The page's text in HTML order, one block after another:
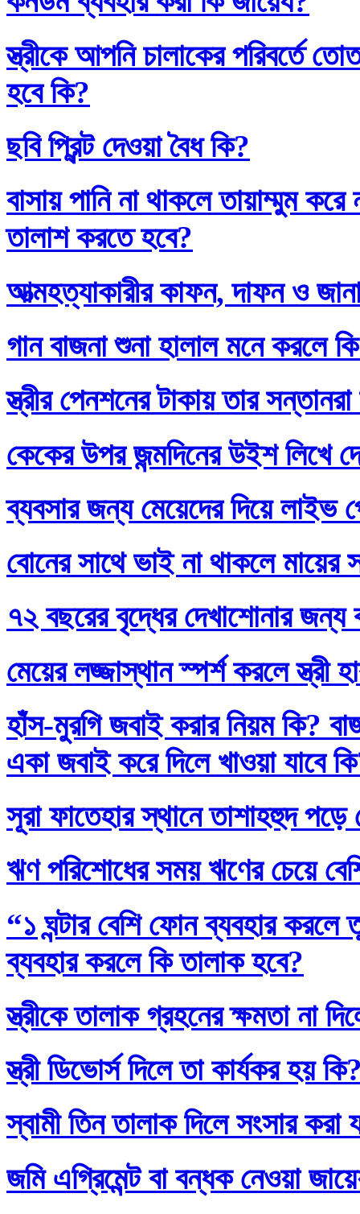
স্ত্রীকে আপনি চালাকের পরিবর্তে
হবে কি?
ছবি প্রিন্ট দেওয়া বৈধ কি?
বাসায় পানি না থাকলে তায়াম্মুম
তালাশ করতে হবে?
আত্মহত্যাকারীর কাফন, দাফন ও
গান বাজনা শুনা হালাল মনে করলে
স্ত্রীর পেনশনের টাকায় তার
কেকের উপর জন্মদিনের উইশ লিখে
ব্যবসার জন্য মেয়েদের দিয়ে লাইভ
বোনের সাথে ভাই না থাকলে মায়ের
৭২ বছরের বৃদ্ধের দেখাশোনার জন্য
মেয়ের লজ্জাস্থান স্পর্শ করলে স্ত্রী
হাঁস-মুরগি জবাই করার নিয়ম কি?
একা জবাই করে দিলে খাওয়া যাবে
সূরা ফাতেহার স্থানে তাশাহহুদ
ঋণ পরিশোধের সময় ঋণের চেয়ে
“১ ঘন্টার বেশি ফোন ব্যবহার
ব্যবহার করলে কি তালাক হবে?
স্ত্রীকে তালাক গ্রহনের ক্ষমতা না
স্ত্রী ডিভোর্স দিলে তা কার্যকর হয়
স্বামী তিন তালাক দিলে সংসার করা
জমি এগ্রিমেন্ট বা বন্ধক নেওয়া